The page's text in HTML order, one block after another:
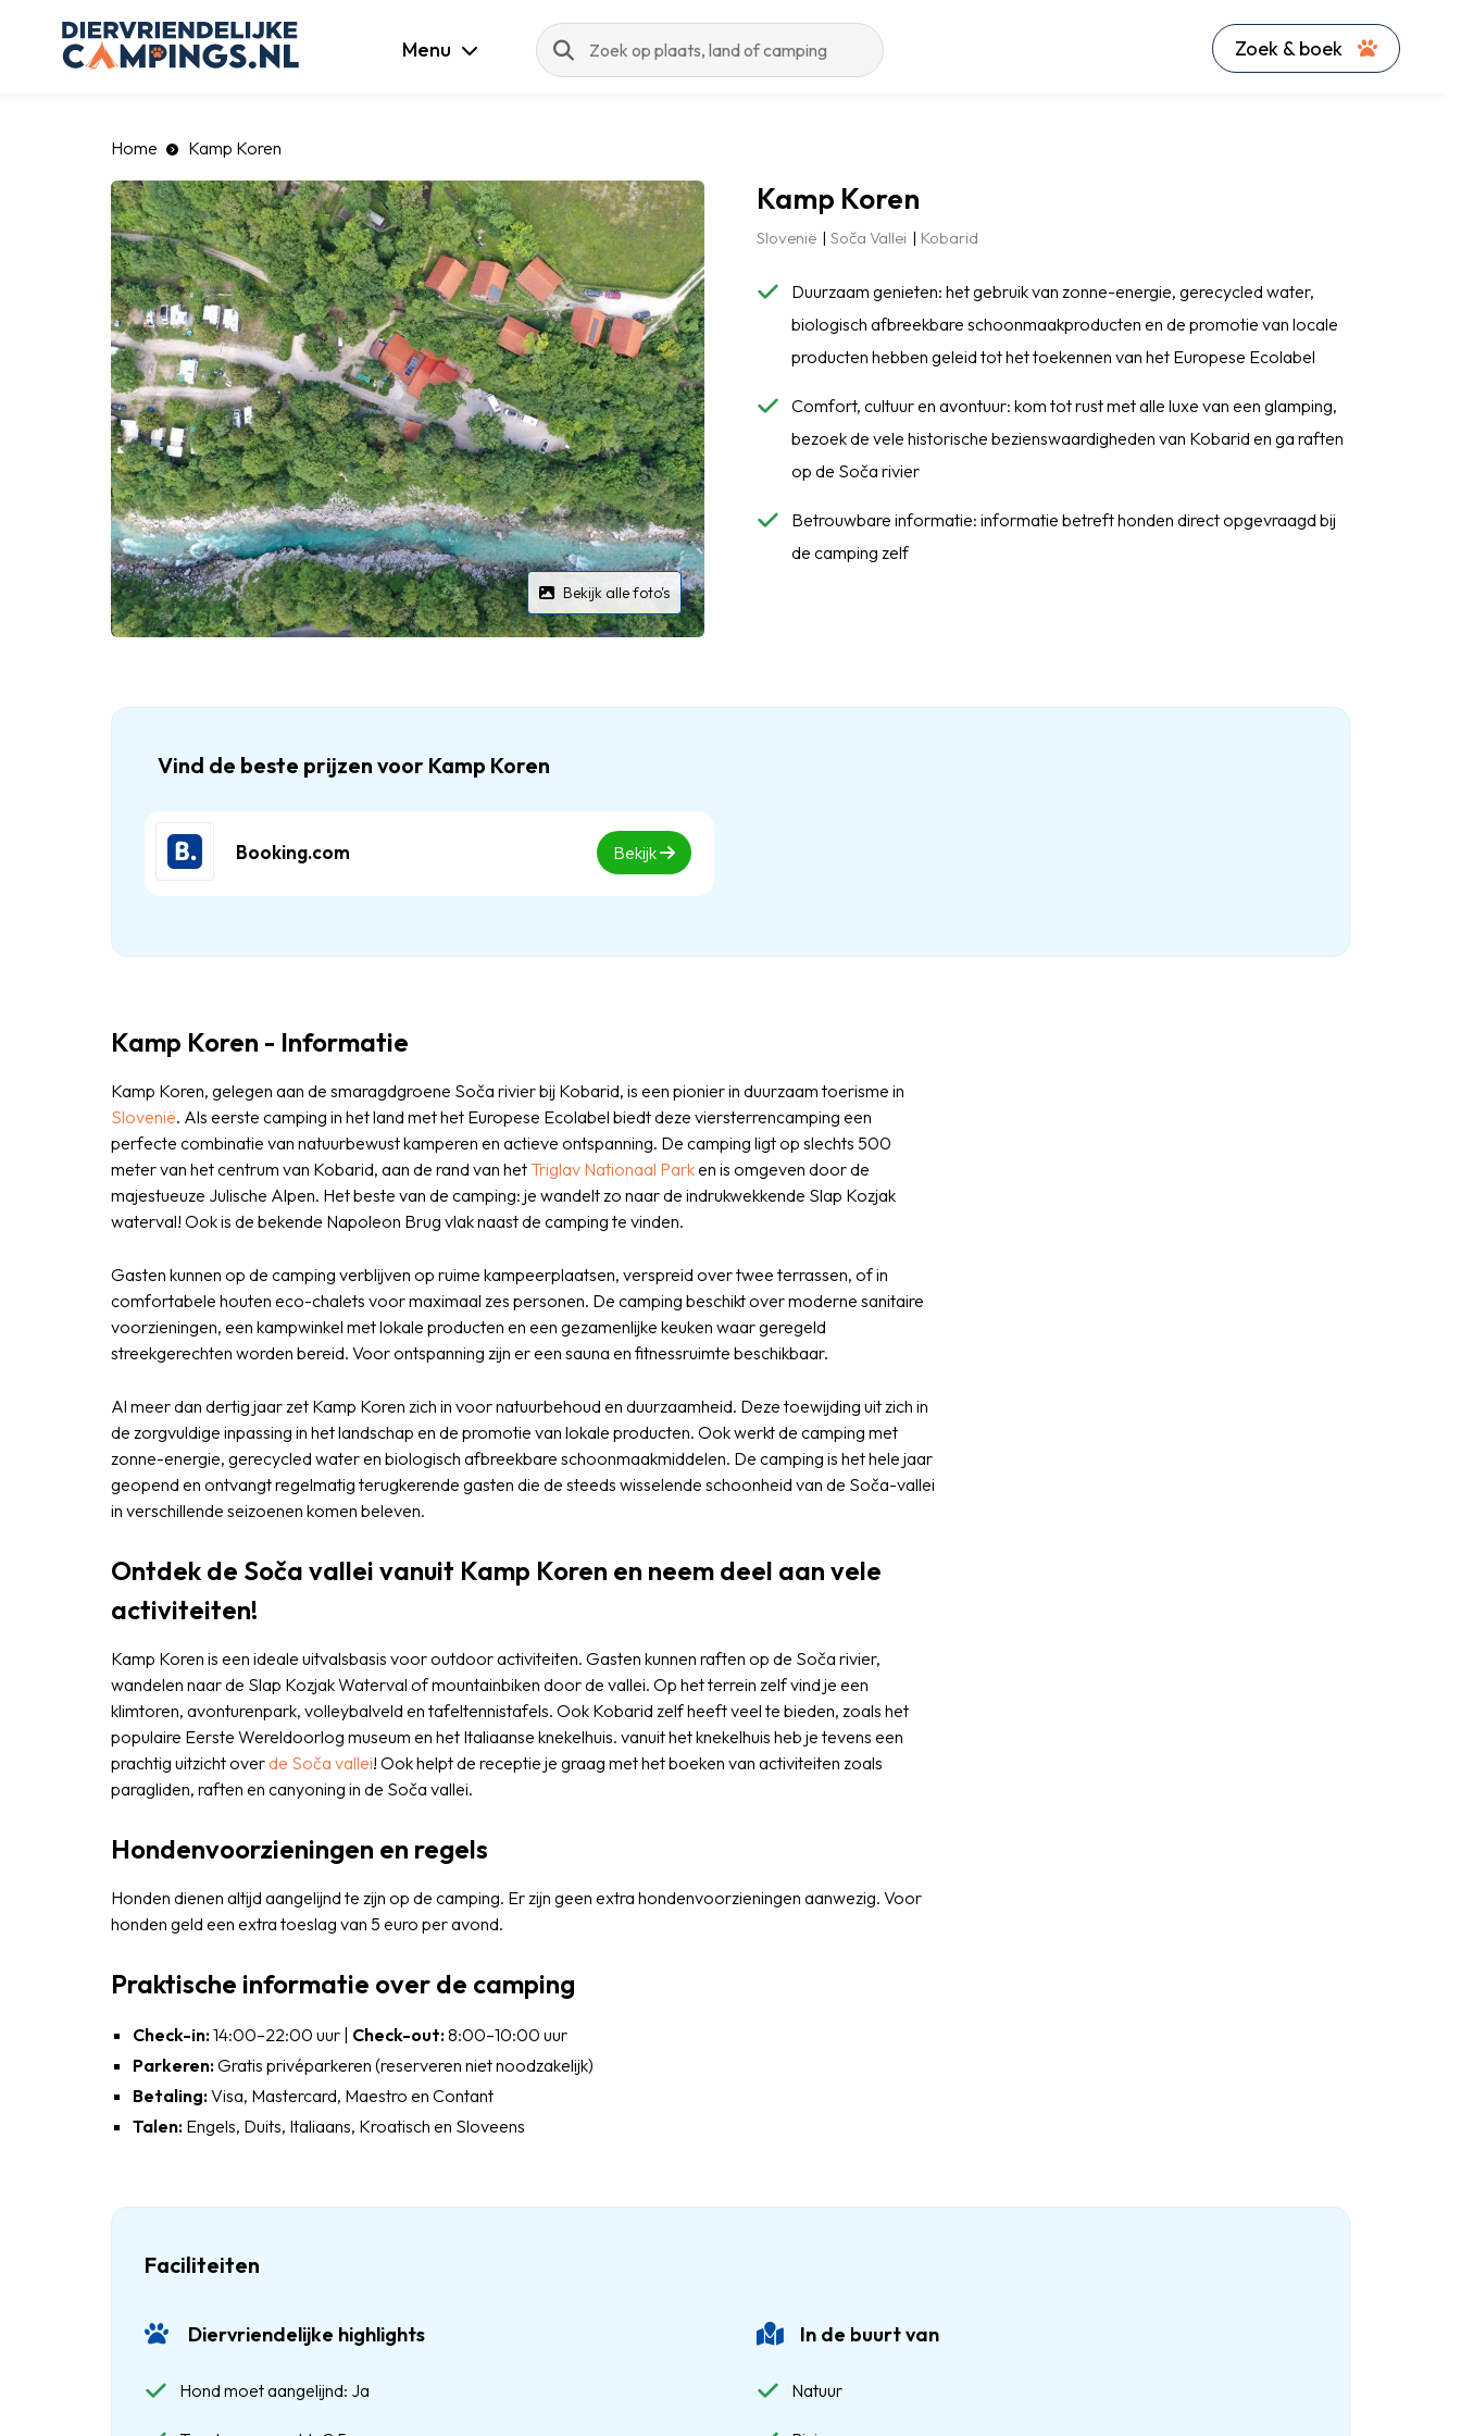
Menu
Zoeken
Zoek & boek
Home Kamp Koren
Bekijk alle foto's
Kamp Koren
Slovenië Soča Vallei Kobarid
Duurzaam genieten: het gebruik van zonne-energie, gerecycled water,
biologisch afbreekbare schoonmaakproducten en de promotie van locale
producten hebben geleid tot het toekennen van het Europese Ecolabel
Comfort, cultuur en avontuur: kom tot rust met alle luxe van een glamping,
bezoek de vele historische bezienswaardigheden van Kobarid en ga raften
op de Soča rivier
Betrouwbare informatie: informatie betreft honden direct opgevraagd bij
de camping zelf
Vind de beste prijzen voor Kamp Koren
Booking.com Bekijk
Kamp Koren - Informatie
Kamp Koren, gelegen aan de smaragdgroene Soča rivier bij Kobarid, is een pionier in duurzaam toerisme in
Slovenië. Als eerste camping in het land met het Europese Ecolabel biedt deze viersterrencamping een
perfecte combinatie van natuurbewust kamperen en actieve ontspanning. De camping ligt op slechts 500
meter van het centrum van Kobarid, aan de rand van het Triglav Nationaal Parken is omgeven door de
majestueuze Julische Alpen. Het beste van de camping: je wandelt zo naar de indrukwekkende Slap Kozjak
waterval! Ook is de bekende Napoleon Brug vlak naast de camping te vinden.
Gasten kunnen op de camping verblijven op ruime kampeerplaatsen, verspreid over twee terrassen, of in
comfortabele houten eco-chalets voor maximaal zes personen. De camping beschikt over moderne sanitaire
voorzieningen, een kampwinkel met lokale producten en een gezamenlijke keuken waar geregeld
streekgerechten worden bereid. Voor ontspanning zijn er een sauna en fitnessruimte beschikbaar.
Al meer dan dertig jaar zet Kamp Koren zich in voor natuurbehoud en duurzaamheid. Deze toewijding uit zich in
de zorgvuldige inpassing in het landschap en de promotie van lokale producten. Ook werkt de camping met
zonne-energie, gerecycled water en biologisch afbreekbare schoonmaakmiddelen. De camping is het hele jaar
geopend en ontvangt regelmatig terugkerende gasten die de steeds wisselende schoonheid van de Soča-vallei
in verschillende seizoenen komen beleven.
Ontdek de Soča vallei vanuit Kamp Koren en neem deel aan vele
activiteiten!
Kamp Koren is een ideale uitvalsbasis voor outdoor activiteiten. Gasten kunnen raften op de Soča rivier,
wandelen naar de Slap Kozjak Waterval of mountainbiken door de vallei. Op het terrein zelf vind je een
klimtoren, avonturenpark, volleybalveld en tafeltennistafels. Ook Kobarid zelf heeft veel te bieden, zoals het
populaire Eerste Wereldoorlog museum en het Italiaanse knekelhuis. vanuit het knekelhuis heb je tevens een
prachtig uitzicht over de Soča vallei! Ook helpt de receptie je graag met het boeken van activiteiten zoals
paragliden, raften en canyoning in de Soča vallei.
Hondenvoorzieningen en regels
Honden dienen altijd aangelijnd te zijn op de camping. Er zijn geen extra hondenvoorzieningen aanwezig. Voor
honden geld een extra toeslag van 5 euro per avond.
Praktische informatie over de camping
Check-in:14:00–22:00 uur | Check-out:8:00–10:00 uur
Parkeren:Gratis privéparkeren (reserveren niet noodzakelijk)
Betaling:Visa, Mastercard, Maestro en Contant
Talen: Engels, Duits, Italiaans, Kroatisch en Sloveens
Faciliteiten
Diervriendelijke highlights
Hond moet aangelijnd: Ja
In de buurt van
Natuur